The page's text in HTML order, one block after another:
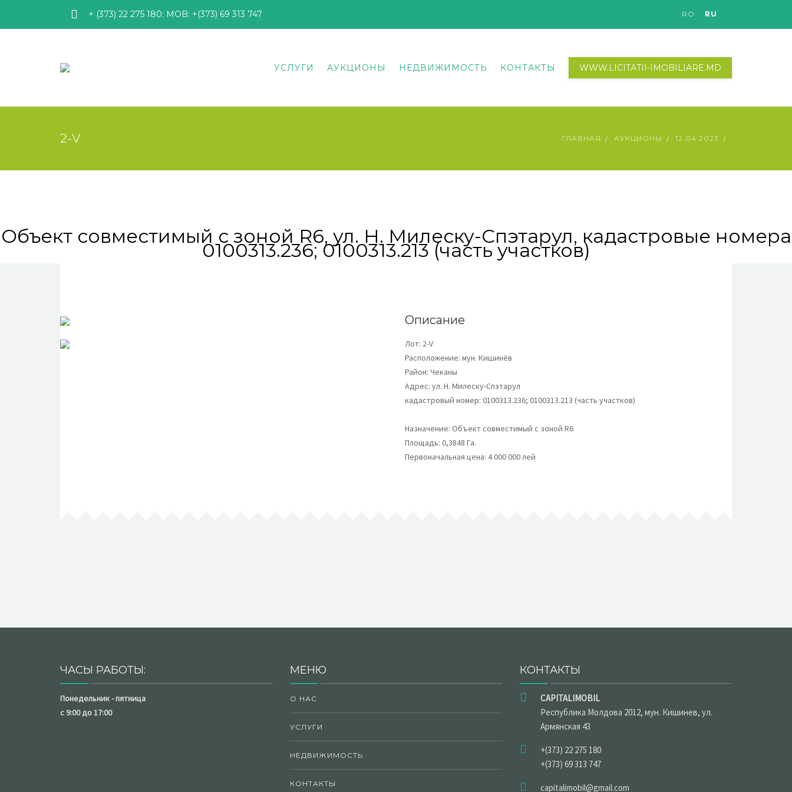
+ (373) 22 275 180; MOB: +(373) 69 313 747 RO RU
УСЛУГИ АУКЦИОНЫ НЕДВИЖИМОСТЬ КОНТАКТЫ WWW.LICITATII-IMOBILIARE.MD
2-V ГЛАВНАЯ АУКЦИОНЫ 12.04.2023
Объект совместимый с зоной R6, ул. Н. Милеску-Спэтарул, кадастровые номера
0100313.236; 0100313.213 (часть участков)
Описание
Лот: 2-V
Расположение: мун. Кишинёв
Район: Чеканы
Адрес: ул. Н. Милеску-Спэтарул
кадастровый номер: 0100313.236; 0100313.213 (часть участков)
Назначение: Объект совместимый с зоной R6
Площадь: 0,3848 Га.
Первоначальная цена: 4 000 000 лей
ЧАСЫ РАБОТЫ:
Понедельник - пятница
с 9:00 до 17:00
МЕНЮ
О НАС
УСЛУГИ
НЕДВИЖИМОСТЬ
КОНТАКТЫ
КОНТАКТЫ
CAPITALIMOBIL
Республика Молдова 2012, мун. Кишинев, ул.
Армянская 43
+(373) 22 275 180
+(373) 69 313 747
capitalimobil@gmail.com